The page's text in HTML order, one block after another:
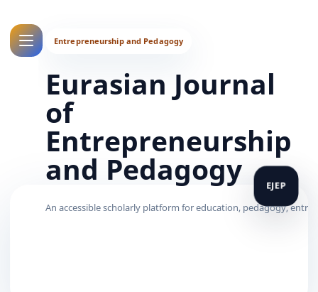
Eurasian Journal
of
Entrepreneurship
and Pedagogy